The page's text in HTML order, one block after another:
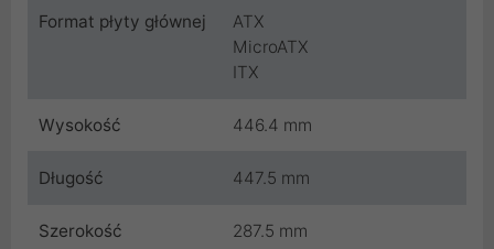
Format płyty głównej
ATX
MicroATX
ITX
Wysokość 446.4 mm
Długość 447.5 mm
Szerokość 287.5 mm